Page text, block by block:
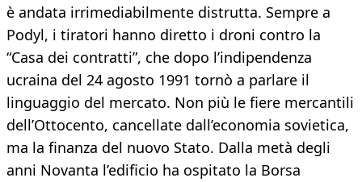
è andata irrimediabilmente distrutta. Sempre a
Podyl, i tiratori hanno diretto i droni contro la
“Casa dei contratti”, che dopo l’indipendenza
ucraina del 24 agosto 1991 tornò a parlare il
linguaggio del mercato. Non più le fiere mercantili
dell’Ottocento, cancellate dall’economia sovietica,
ma la finanza del nuovo Stato. Dalla metà degli
anni Novanta l’edificio ha ospitato la Borsa